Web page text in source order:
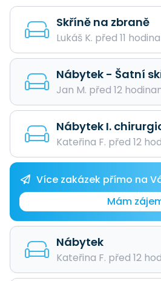
Skříně na zbraně
Lukáš K. před 11
Nábytek - Šatní
Jan M. před 12
Nábytek I.
Kateřina F. před 12
Více zakázek přímo na
Mám
Nábytek
Kateřina F. před 12